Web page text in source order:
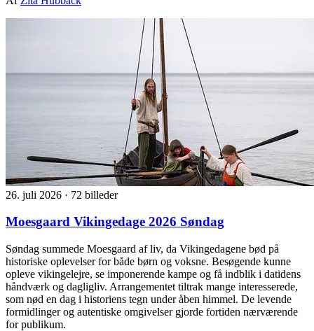
26. juli 2026 · 72 billeder
Moesgaard Vikingedage 2026 Søndag
Søndag summede Moesgaard af liv, da Vikingedagene bød på
historiske oplevelser for både børn og voksne. Besøgende kunne
opleve vikingelejre, se imponerende kampe og få indblik i datidens
håndværk og dagligliv. Arrangementet tiltrak mange interesserede,
som nød en dag i historiens tegn under åben himmel. De levende
formidlinger og autentiske omgivelser gjorde fortiden nærværende
for publikum.